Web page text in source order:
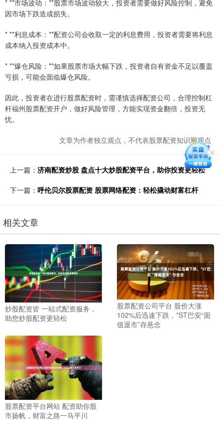
* **市场波动：**股票市场波动较大，投资者需要做好风险控制，避免
因市场下跌造成损失。
* **利息成本：**配资公司会收取一定的利息费用，投资者需要将利息
成本纳入投资成本中。
* **爆仓风险：**如果股票市场大幅下跌，投资者自有资金不足以覆盖
亏损，可能会面临爆仓风险。
因此，投资者在进行股票配资时，需谨慎选择配资公司，合理控制杠
杆福州股票配资开户，做好风险管理，方能实现资金翻倍，投资无
忧。
文章为作者独立观点，不代表股票配资知识网观点
上一篇： 济南配资炒股 盘点十大炒股配资平台，助你投资更轻松
下一篇： 呼伦贝尔股票配资 股票网络配资：轻松撬动财富杠杆
相关文章
炒股配资皆 一站式配资服务，
助您炒股配资更轻松
股票配资公司平台 股价大涨
102%后迅速下跌，*ST巴安“面
值退市”存悬念
股票配资平台网站 配资助你股
市扬帆，财富之路一马平川